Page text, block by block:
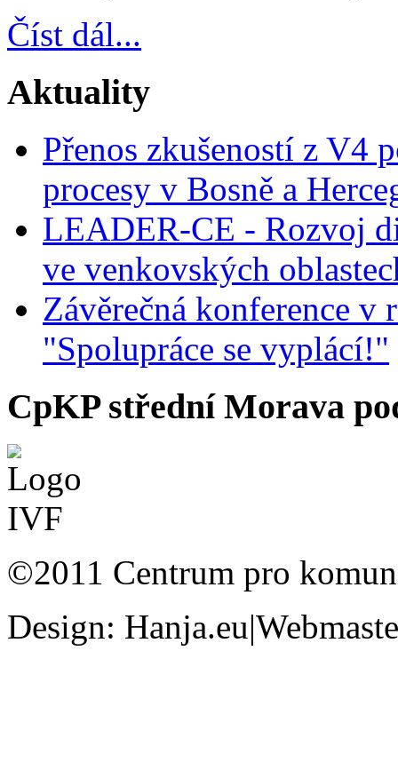
Číst dál...
Aktuality
Přenos zkušeností z V4
procesy v Bosně a
LEADER-CE - Rozvoj
ve venkovských
Závěrečná konference v
"Spolupráce se vyplácí!"
CpKP střední Morava
©2011 Centrum pro
Design: